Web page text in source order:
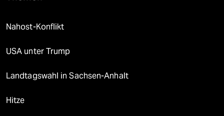
Nahost-Konflikt
USA unter Trump
Landtagswahl in Sachsen-Anhalt
Hitze